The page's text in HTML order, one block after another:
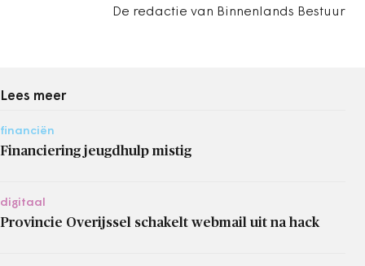
De redactie van Binnenlands Bestuur
Lees meer
financiën
Financiering jeugdhulp mistig
digitaal
Provincie Overijssel schakelt webmail uit na hack